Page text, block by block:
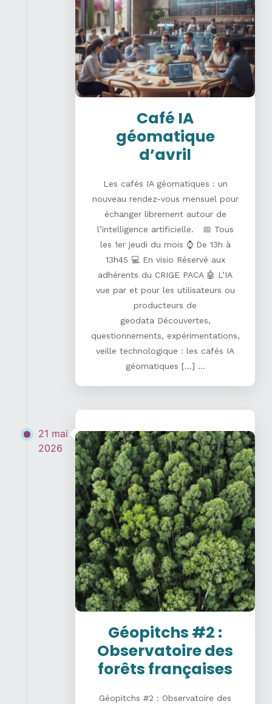
Café IA
géomatique
d’avril
Les cafés IA géomatiques : un
nouveau rendez-vous mensuel pour
échanger librement autour de
l’intelligence artificielle. 📅 Tous
les 1er jeudi du mois ⌚ De 13h à
13h45 💻 En visio Réservé aux
adhérents du CRIGE PACA 🤖 L’IA
vue par et pour les utilisateurs ou
producteurs de
geodata Découvertes,
questionnements, expérimentations,
veille technologique : les cafés IA
géomatiques […] ...
21 mai
2026
Géopitchs #2 :
Observatoire des
forêts françaises
Géopitchs #2 : Observatoire des